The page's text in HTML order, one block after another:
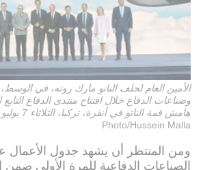
الأمين العام لحلف الناتو مارك روته، في
وصناعات الدفاع خلال افتتاح منتدى الدفاع
هامش قمة الناتو في أنقرة، تركيا، الثلاثاء 7 يوليو 2026.
Photo/Hussein Malla
ومن المنتظر أن يشهد جدول الأعمال
الصناعات الدفاعية للمرة الأولى ضمن